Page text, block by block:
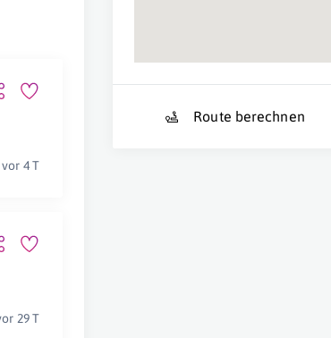
vor 4 T
29 T
Route berechnen